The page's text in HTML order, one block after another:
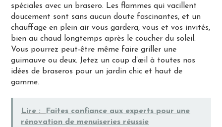
spéciales avec un brasero. Les flammes qui vacillent
doucement sont sans aucun doute fascinantes, et un
chauffage en plein air vous gardera, vous et vos invités,
bien au chaud longtemps après le coucher du soleil.
Vous pourrez peut-être même faire griller une
guimauve ou deux. Jetez un coup d’œil à toutes nos
idées de braseros pour un jardin chic et haut de
gamme.
Lire :
Faites confiance aux experts pour une
rénovation de menuiseries réussie